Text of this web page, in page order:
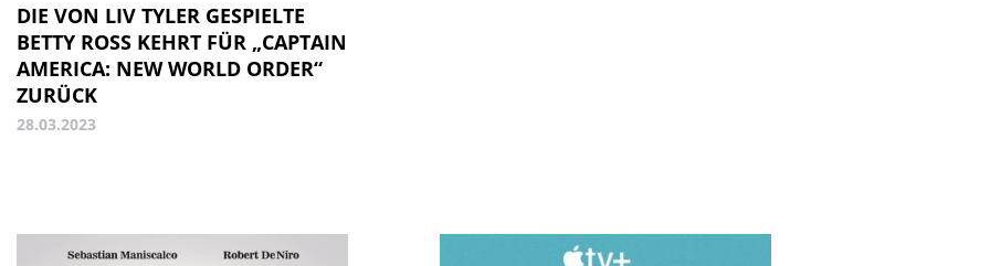
DIE VON LIV TYLER GESPIELTE
BETTY ROSS KEHRT FÜR „CAPTAIN
AMERICA: NEW WORLD ORDER“
ZURÜCK
28.03.2023